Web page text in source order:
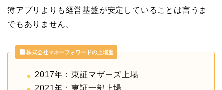
簿アプリよりも経営基盤が安定していることは言うま
でもありません。
株式会社マネーフォワードの上場歴
2017年：東証マザーズ上場
2021年：東証一部上場